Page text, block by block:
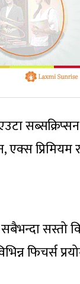
प्रिमियम
सस्तो
फिचर्स